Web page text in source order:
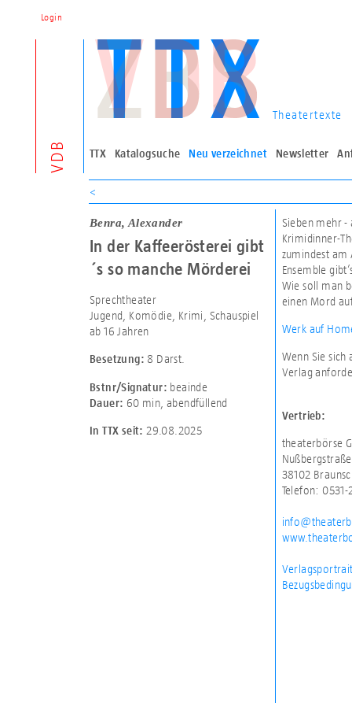
VDB
Theatertexte
TTX Katalogsuche Neu verzeichnet Newsletter
Login
<
Benra, Alexander
In der Kaffeerösterei gibt
´s so manche Mörderei
Sprechtheater
Jugend, Komödie, Krimi, Schauspiel
ab 16 Jahren
Besetzung: 8 Darst.
Bstnr/Signatur: beainde
Dauer: 60 min abendfüllend
In TTX seit: 29.08.2025
Sieben mehr
Krimidinner-
zumindest am
Ensemble
Wie soll man
einen Mord
Werk auf
Wenn Sie sich
Verlag
Vertrieb:
theaterbörse
38102
Telefon: